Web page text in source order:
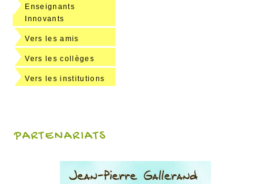
Enseignants
Innovants
Vers les amis
Vers les collèges
Vers les institutions
PARTENARIATS